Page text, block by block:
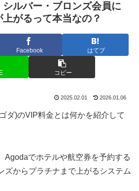
ルバー・ブロンズ会員に
がるって本当なの？
Facebook はてブ
コピー
2025.02.01 2026.01.06
ダ)のVIP料金とは何かを紹介して
Agodaでホテルや航空券を予約する
ズからプラチナまで上がるシステム